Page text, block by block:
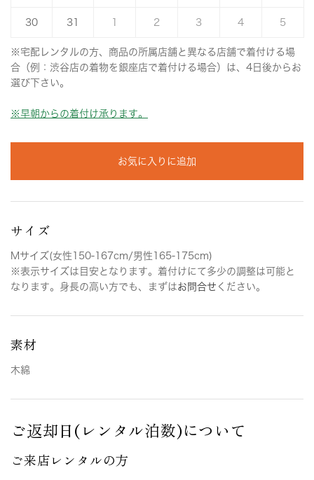
30 31 2 3 4 5
※宅配レンタルの方、商品の所属店舗と異なる店舗で着付ける場
合（例：渋谷店の着物を銀座店で着付ける場合）は、4日後からお
選び下さい。
※早朝からの着付け承ります。
お気に入りに追加
サイズ
Mサイズ(女性150-167cm/男性165-175cm)
※表示サイズは目安となります。着付けにて多少の調整は可能と
なります。身長の高い方でも、まずはお問合せ ください。
素材
木綿
ご返却日(レンタル泊数)について
ご来店レンタルの方